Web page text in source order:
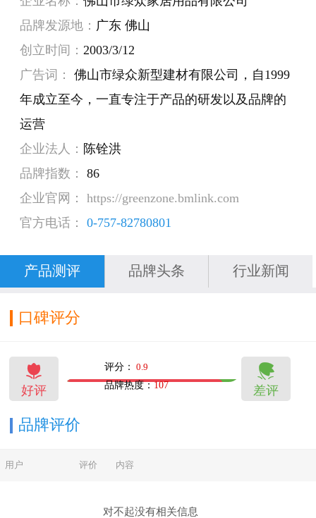
豪华产品体验馆，先进ERP系统，物流信息全时
跟踪，客户服务周到用心。
品牌发源地： 广东 佛山
创立时间： 2003/3/12
广告词： 佛山市绿众新型建材有限公司，自1999
年成立至今，一直专注于产品的研发以及品牌的
运营
企业法人： 陈铨洪
品牌指数： 86
企业官网： https://greenzone.bmlink.com
官方电话： 0-757-82780801
产品测评 品牌头条 行业新闻
口碑评分

好评

差评
评分： 0.9
品牌热度：107
品牌评价
用户 评价 内容
对不起没有相关信息